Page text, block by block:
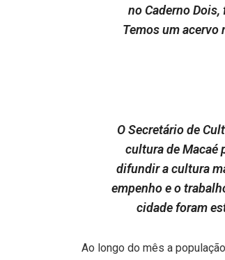
no Caderno
Temos um acervo
O Secretário de
cultura de Macaé
difundir a cultura
empenho e o
cidade foram
Ao longo do mês a